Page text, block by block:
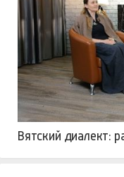
Вятский диалект: